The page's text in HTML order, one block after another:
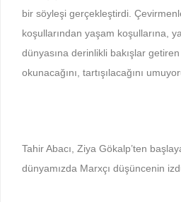
bir söyleşi gerçekleştirdi.
koşullarından yaşam koşullarına,
dünyasına derinlikli bakışlar
okunacağını, tartışılacağını
Tahir Abacı, Ziya Gökalp’ten
dünyamızda Marxçı düşüncenin